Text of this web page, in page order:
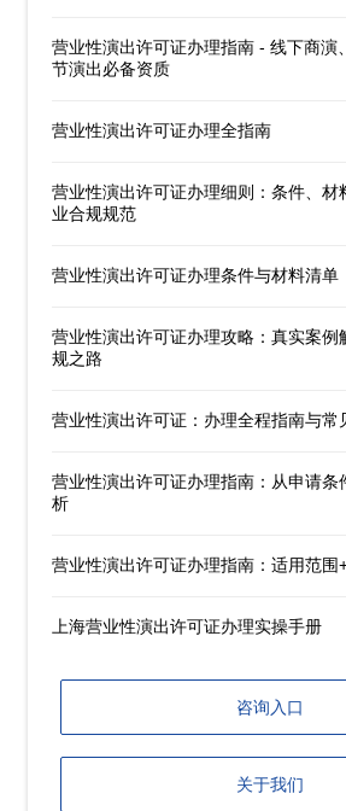
营业性演出许可证办理指南 - 线下商演
节演出必备资质
营业性演出许可证办理全指南
营业性演出许可证办理细则：条件、材
业合规规范
营业性演出许可证办理条件与材料清单
营业性演出许可证办理攻略：真实案例
规之路
营业性演出许可证：办理全程指南与常
营业性演出许可证办理指南：从申请条
析
营业性演出许可证办理指南：适用范围
上海营业性演出许可证办理实操手册
咨询入口
关于我们